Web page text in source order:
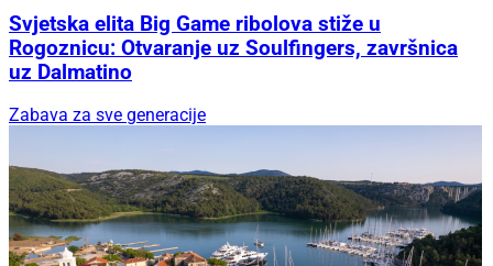
Svjetska elita Big Game ribolova stiže u
Rogoznicu: Otvaranje uz Soulfingers, završnica
uz Dalmatino
Zabava za sve generacije